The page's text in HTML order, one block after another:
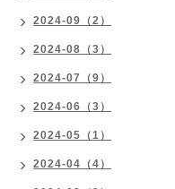
2024-09（2）
2024-08（3）
2024-07（9）
2024-06（3）
2024-05（1）
2024-04（4）